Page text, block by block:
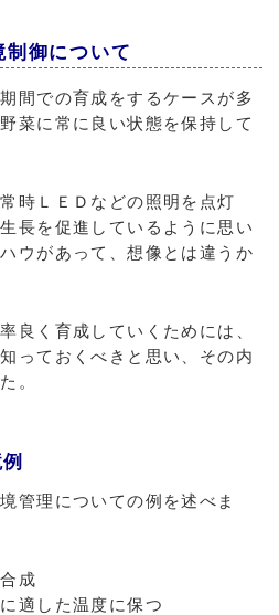
制御について
間での育成をするケースが多
菜に常に良い状態を保持して
時ＬＥＤなどの照明を点灯
長を促進しているように思い
ウがあって、想像とは違うか
良く育成していくためには、
っておくべきと思い、その内
。
管理についての例を述べま
成
適した温度に保つ